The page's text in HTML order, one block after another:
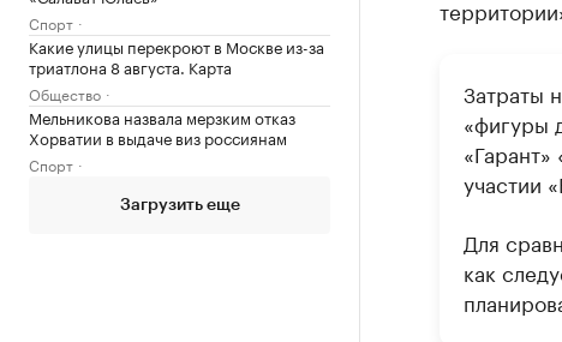
Спорт
Какие улицы перекроют в Москве из-за
триатлона 8 августа. Карта
Общество
Мельникова назвала мерзким отказ
Хорватии в выдаче виз россиянам
Спорт
Загрузить еще
Затраты
«фигуры
участии
Для
как